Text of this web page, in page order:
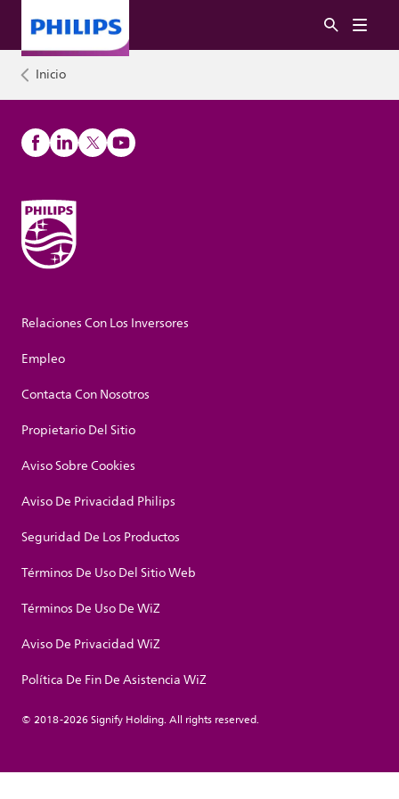
Inicio
Relaciones Con Los Inversores
Empleo
Contacta Con Nosotros
Propietario Del Sitio
Aviso Sobre Cookies
Aviso De Privacidad Philips
Seguridad De Los Productos
Términos De Uso Del Sitio Web
Términos De Uso De WiZ
Aviso De Privacidad WiZ
Política De Fin De Asistencia WiZ
© 2018-2026 Signify Holding. All rights reserved.